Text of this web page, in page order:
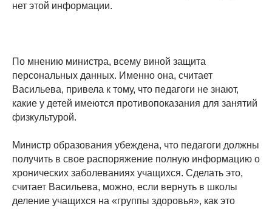
нет этой информации.
По мнению министра, всему виной защита
персональных данных. Именно она, считает
Васильева, привела к тому, что педагоги не знают,
какие у детей имеются противопоказания для занятий
физкультурой.
Министр образования убеждена, что педагоги должны
получить в свое распоряжение полную информацию о
хронических заболеваниях учащихся. Сделать это,
считает Васильева, можно, если вернуть в школы
деление учащихся на «группы здоровья», как это